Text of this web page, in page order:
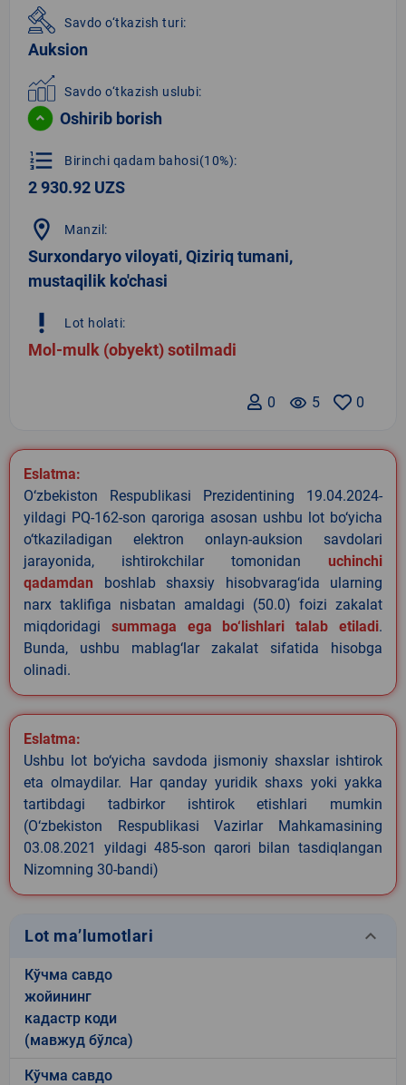
Savdo o‘tkazish turi:
Auksion
Savdo o‘tkazish uslubi:
Oshirib borish
format_list_numbered Birinchi qadam bahosi(10%):
2 930.92 UZS
location_on Manzil:
Surxondaryo viloyati, Qiziriq tumani,
mustaqilik ko'chasi
priority_high Lot holati:
Mol-mulk (obyekt) sotilmadi
0
remove_red_eye 5
0
Eslatma:
O‘zbekiston Respublikasi Prezidentining 19.04.2024-
yildagi PQ-162-son qaroriga asosan ushbu lot bo‘yicha
o‘tkaziladigan elektron onlayn-auksion savdolari
jarayonida, ishtirokchilar tomonidan uchinchi
qadamdan boshlab shaxsiy hisobvarag‘ida ularning
narx taklifiga nisbatan amaldagi (50.0) foizi zakalat
miqdoridagi summaga ega bo‘lishlari talab etiladi.
Bunda, ushbu mablag‘lar zakalat sifatida hisobga
olinadi.
Eslatma:
Ushbu lot bo‘yicha savdoda jismoniy shaxslar ishtirok
eta olmaydilar. Har qanday yuridik shaxs yoki yakka
tartibdagi tadbirkor ishtirok etishlari mumkin
(O‘zbekiston Respublikasi Vazirlar Mahkamasining
03.08.2021 yildagi 485-son qarori bilan tasdiqlangan
Nizomning 30-bandi)
Lot ma’lumotlari keyboard_arrow_down
Кўчма савдо
жойининг
кадастр коди
(мавжуд бўлса)
Кўчма савдо